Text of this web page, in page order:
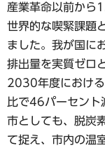
産業革命以前から
世界的な喫緊課題
ました。我が国に
排出量を実質ゼロ
2030年度におけ
比で46パーセント
市としても、脱炭
て捉え、市内の温